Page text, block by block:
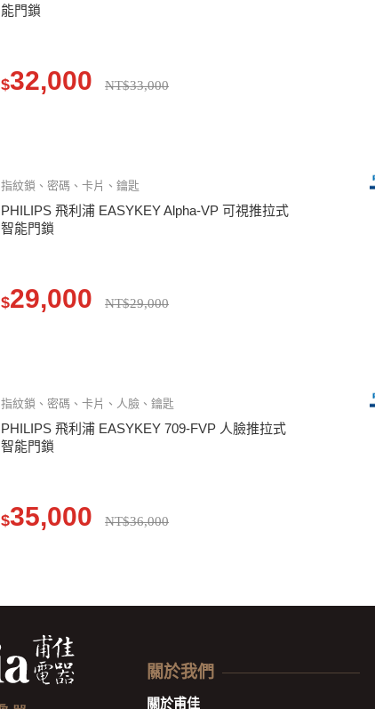
能門鎖
$32,000 NT$33,000
指紋鎖、密碼、卡片、鑰匙
PHILIPS 飛利浦 EASYKEY Alpha-VP 可視推拉式
智能門鎖
$29,000 NT$29,000
指紋鎖、密碼、卡片、人臉、鑰匙
PHILIPS 飛利浦 EASYKEY 709-FVP 人臉推拉式
智能門鎖
$35,000 NT$36,000
關於我們
關於甫佳